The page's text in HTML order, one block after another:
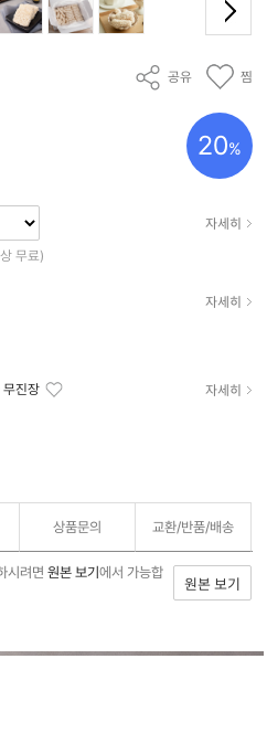
공유 찜
20%
자세히
무료)
자세히
무진장 자세히
상품문의 교환/반품/배송
시려면원본 보기에서 가능합
원본 보기